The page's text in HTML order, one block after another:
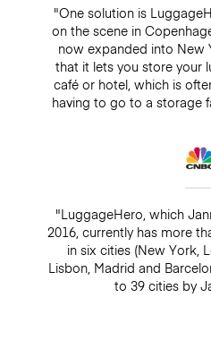
"One solution is
on the scene in
now expanded into New
that it lets you store your
café or hotel, which is
having to go to a storage
"LuggageHero, which
2016, currently has more
in six cities (New York,
Lisbon, Madrid and
to 39 cities by